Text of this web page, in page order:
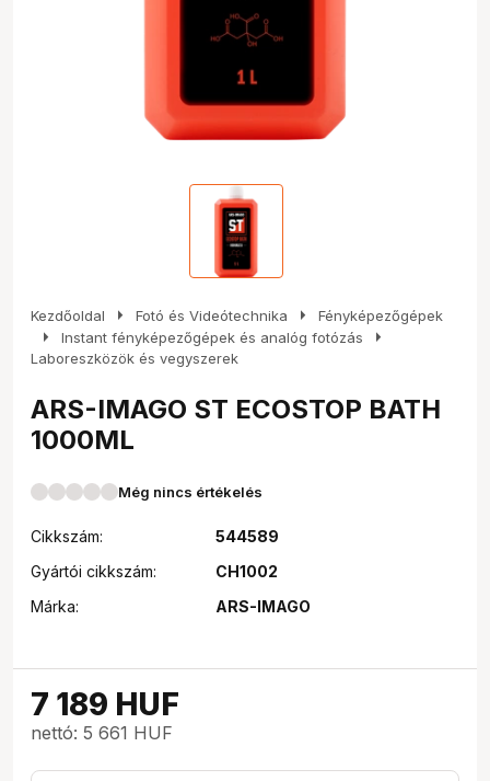
Kezdőoldal arrow_right Fotó és Videótechnika arrow_right Fényképezőgépek
arrow_right Instant fényképezőgépek és analóg fotózás arrow_right
Laboreszközök és vegyszerek
ARS-IMAGO ST ECOSTOP BATH
1000ML
Még nincs értékelés
Cikkszám:
544589
Gyártói cikkszám:
CH1002
Márka:
ARS-IMAGO
7 189 HUF
nettó: 5 661 HUF